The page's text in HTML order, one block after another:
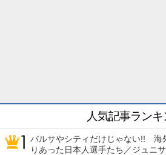
人気記事ランキ
バルサやシティだけじゃない!! 海
りあった日本人選手たち／ジュニ